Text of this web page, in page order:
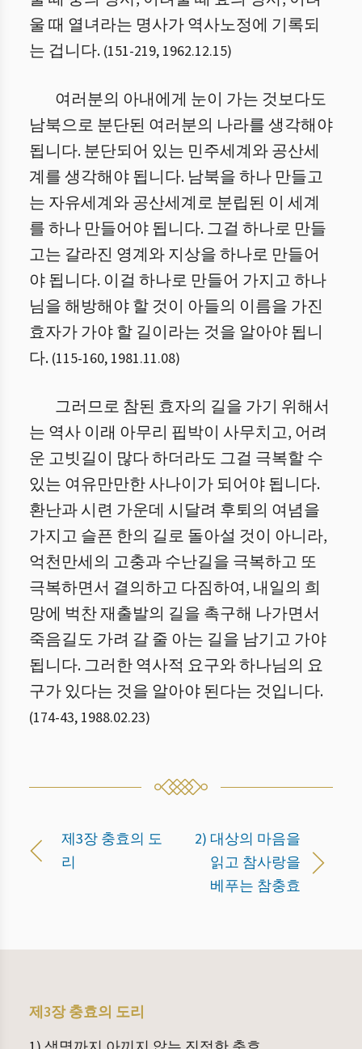
울 때 열녀라는 명사가 역사노정에 기록되
는 겁니다. (151-219, 1962.12.15)
여러분의 아내에게 눈이 가는 것보다도
남북으로 분단된 여러분의 나라를 생각해야
됩니다. 분단되어 있는 민주세계와 공산세
계를 생각해야 됩니다. 남북을 하나 만들고
는 자유세계와 공산세계로 분립된 이 세계
를 하나 만들어야 됩니다. 그걸 하나로 만들
고는 갈라진 영계와 지상을 하나로 만들어
야 됩니다. 이걸 하나로 만들어 가지고 하나
님을 해방해야 할 것이 아들의 이름을 가진
효자가 가야 할 길이라는 것을 알아야 됩니
다. (115-160, 1981.11.08)
그러므로 참된 효자의 길을 가기 위해서
는 역사 이래 아무리 핍박이 사무치고, 어려
운 고빗길이 많다 하더라도 그걸 극복할 수
있는 여유만만한 사나이가 되어야 됩니다.
환난과 시련 가운데 시달려 후퇴의 여념을
가지고 슬픈 한의 길로 돌아설 것이 아니라,
억천만세의 고충과 수난길을 극복하고 또
극복하면서 결의하고 다짐하여, 내일의 희
망에 벅찬 재출발의 길을 촉구해 나가면서
죽음길도 가려 갈 줄 아는 길을 남기고 가야
됩니다. 그러한 역사적 요구와 하나님의 요
구가 있다는 것을 알아야 된다는 것입니다.
(174-43, 1988.02.23)
제3장 충효의 도
리
2) 대상의 마음을
읽고 참사랑을
베푸는 참충효
제3장 충효의 도리